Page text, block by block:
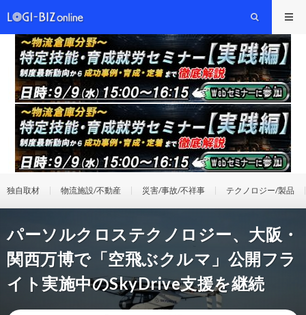
独自取材 物流施設/不動産 災害/事故/不祥事 テクノロジー/製品
パーソルクロステクノロジー、大阪・
関西万博で「空飛ぶクルマ」公開フラ
イト実施中のSkyDrive支援を継続